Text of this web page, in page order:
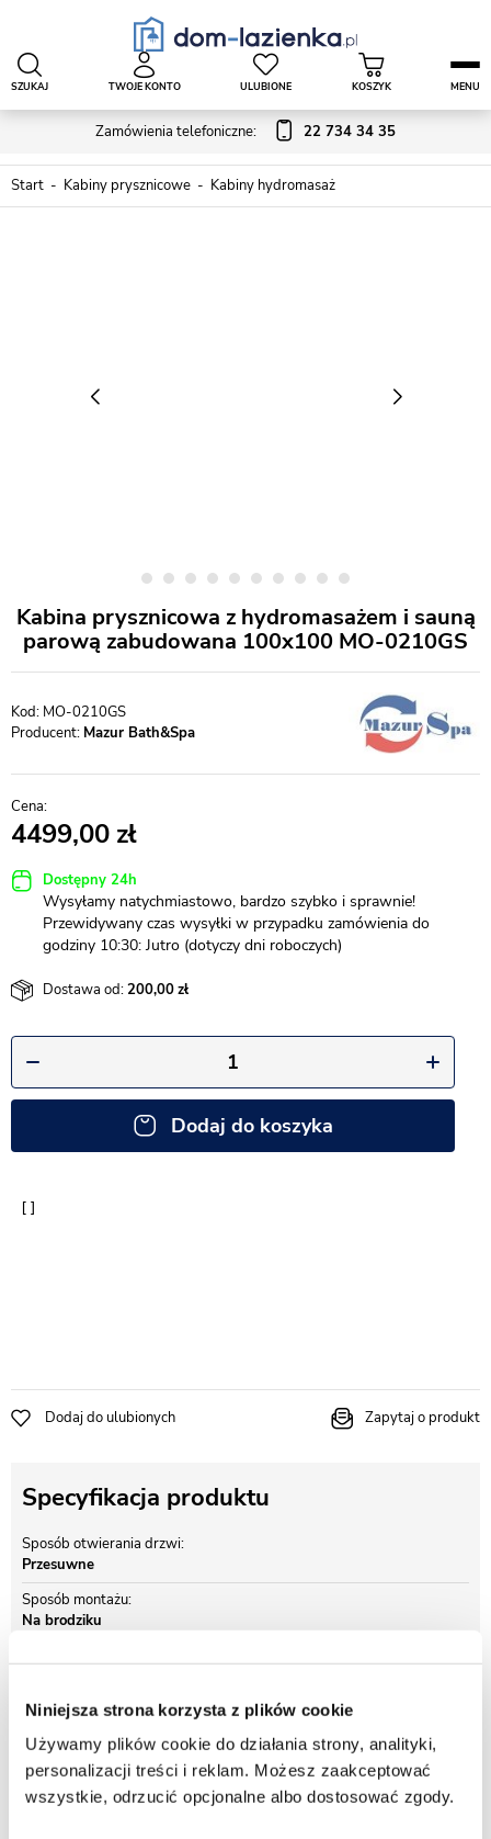
Niniejsza strona korzysta z plików cookie
Używamy plików cookie do działania strony, analityki,
personalizacji treści i reklam. Możesz zaakceptować
wszystkie, odrzucić opcjonalne albo dostosować zgody.
Zamówienia telefoniczne: 22 734 34 35
SZUKAJ TWOJE KONTO ULUBIONE KOSZYK MENU
Start Kabiny prysznicowe Kabiny hydromasaż
Kabina prysznicowa z hydromasażem i sauną
parową zabudowana 100x100 MO-0210GS
MO-0210GS
Producent: Mazur Bath&Spa
4499,00
Dostępny 24h
Wysyłamy natychmiastowo, bardzo szybko i sprawnie!
Przewidywany czas wysyłki w przypadku zamówienia do
godziny 10:30: Jutro (dotyczy dni roboczych)
Dostawa od:200,00
Dodaj do koszyka
Dodaj do ulubionych Zapytaj o produkt
Specyfikacja produktu
Sposób otwierania drzwi
Przesuwne
Sposób montażu
Na brodziku
Opis produktu Kabina prysznicowa z
hydromasażem i sauną parową zabudowana